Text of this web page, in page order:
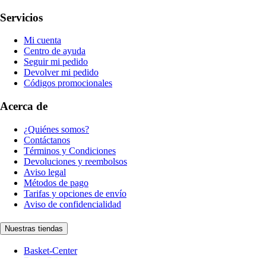
Servicios
Mi cuenta
Centro de ayuda
Seguir mi pedido
Devolver mi pedido
Códigos promocionales
Acerca de
¿Quiénes somos?
Contáctanos
Términos y Condiciones
Devoluciones y reembolsos
Aviso legal
Métodos de pago
Tarifas y opciones de envío
Aviso de confidencialidad
Nuestras tiendas
Basket-Center